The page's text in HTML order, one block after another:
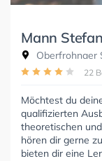
Mann
Oberfrohnaer
22
Möchtest du
qualifizierten
theoretischen
hören dir gerne
bieten dir eine